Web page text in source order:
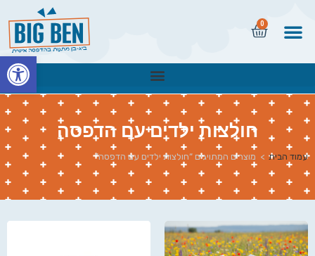
0
חולצות ילדים עם הדפסה
עמוד הבית > מוצרים המתויגים “חולצות ילדים עם הדפסה”